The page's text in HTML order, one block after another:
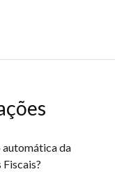
automática da